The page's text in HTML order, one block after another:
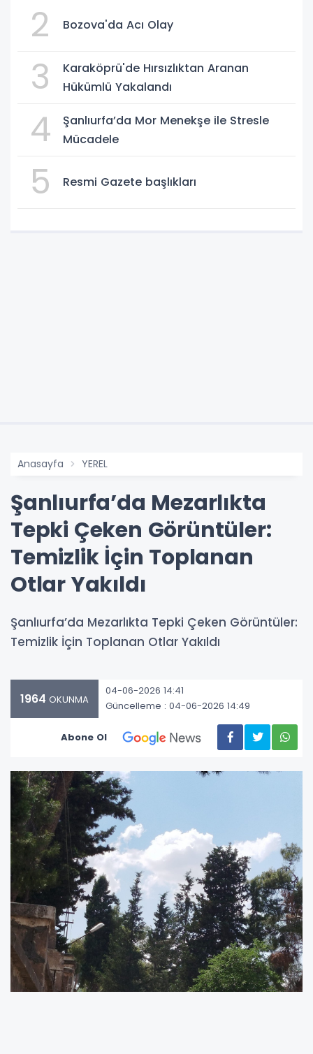
2 Bozova'da Acı Olay
3
Karaköprü'de Hırsızlıktan Aranan
Hükümlü Yakalandı
4
Şanlıurfa’da Mor Menekşe ile Stresle
Mücadele
5 Resmi Gazete başlıkları
Anasayfa YEREL
Şanlıurfa’da Mezarlıkta
Tepki Çeken Görüntüler:
Temizlik İçin Toplanan
Otlar Yakıldı
Şanlıurfa’da Mezarlıkta Tepki Çeken Görüntüler:
Temizlik İçin Toplanan Otlar Yakıldı
1964 OKUNMA
04-06-2026 14:41
Güncelleme : 04-06-2026 14:49
Abone Ol